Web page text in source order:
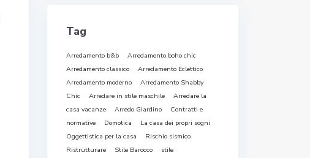
Tag
Arredamento b&b
Arredamento boho chic
Arredamento classico
Arredamento Eclettico
Arredamento moderno
Arredamento Shabby
Chic
Arredare in stile maschile
Arredare la
casa vacanze
Arredo Giardino
Contratti e
normative
Domotica
La casa dei propri sogni
Oggettistica per la casa
Rischio sismico
Ristrutturare
Stile Barocco
stile